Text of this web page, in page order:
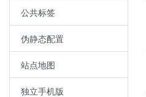
公共标签
伪静态配置
站点地图
独立手机版